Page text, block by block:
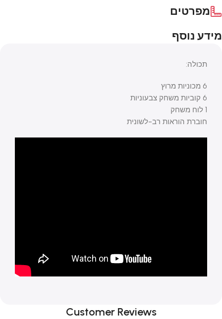
מפרטים
מידע נוסף
תכולה:
6 מכוניות מרוץ
6 קוביות משחק צבעוניות
1 לוח משחק
חוברת הוראות רב-לשונית
Customer Reviews